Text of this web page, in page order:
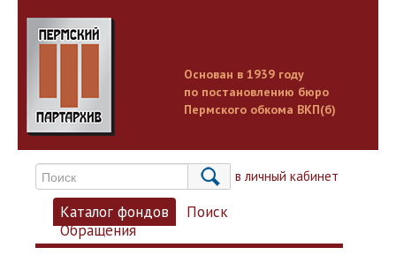
Основан в 1939 году
по постановлению бюро
Пермского обкома ВКП(б)
Вход в личный кабинет
Каталог фондов
Поиск
Обращения